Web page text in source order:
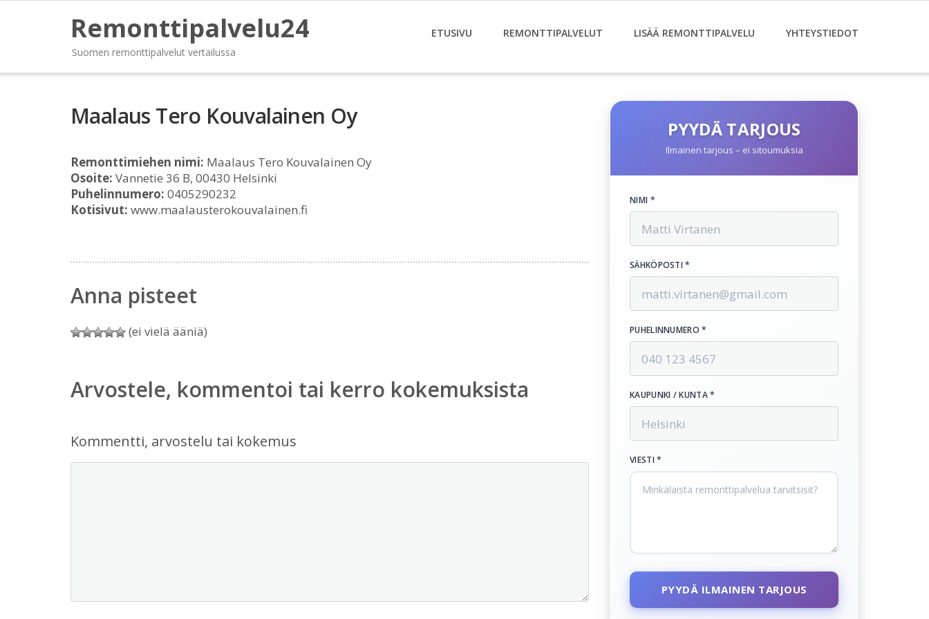
Remonttipalvelu24
Suomen remonttipalvelut vertailussa
ETUSIVU REMONTTIPALVELUT LISÄÄ REMONTTIPALVELU YHTEYSTIEDOT
Maalaus Tero Kouvalainen Oy
Remonttimiehen nimi: Maalaus Tero Kouvalainen Oy
Osoite: Vannetie 36 B, 00430 Helsinki
Puhelinnumero: 0405290232
Kotisivut: www.maalausterokouvalainen.fi
Anna pisteet
(ei vielä ääniä)
Arvostele, kommentoi tai kerro kokemuksista
Kommentti, arvostelu tai kokemus
PYYDÄ TARJOUS
Ilmainen tarjous – ei sitoumuksia
NIMI *
SÄHKÖPOSTI *
PUHELINNUMERO *
KAUPUNKI / KUNTA *
VIESTI *
PYYDÄ ILMAINEN TARJOUS